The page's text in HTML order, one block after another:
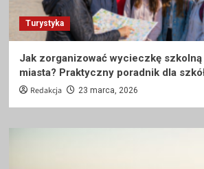
Turystyka
Jak zorganizować wycieczkę
miasta? Praktyczny poradnik dla
Redakcja 23 marca, 2026